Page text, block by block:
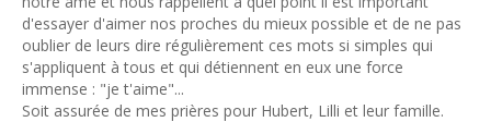
d'essayer d'aimer nos proches du mieux possible et de ne pas
oublier de leurs dire régulièrement ces mots si simples qui
s'appliquent à tous et qui détiennent en eux une force
immense : "je t'aime"...
Soit assurée de mes prières pour Hubert, Lilli et leur famille.